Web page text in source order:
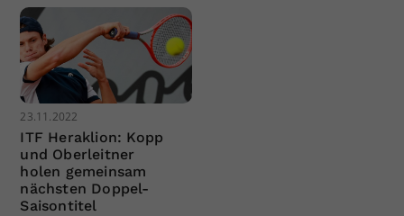
23.11.2022
ITF Heraklion: Kopp
und Oberleitner
holen gemeinsam
nächsten Doppel-
Saisontitel